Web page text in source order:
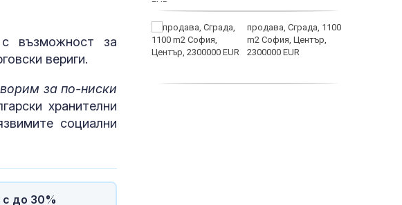
възможност за
вериги.
за по-ниски
хранителни
социални
с до 30%
костите с напредване
продава, Сграда, 1100
m2 София, Център,
2300000 EUR